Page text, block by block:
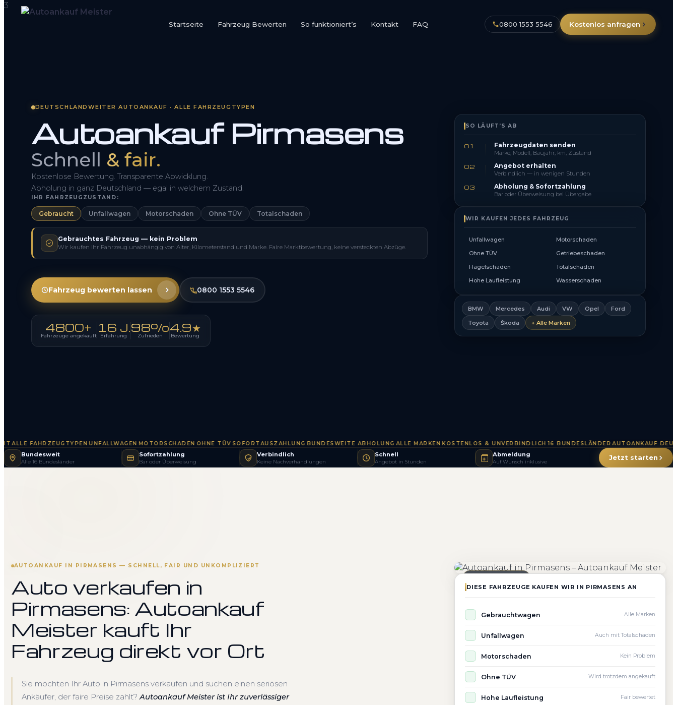
Startseite Fahrzeug Bewerten So funktioniert’s Kontakt FAQ 0800 1553 5546 Kostenlos anfragen
So funktioniert’s
Kostenlos anfragen
DEUTSCHLANDWEITER AUTOANKAUF · ALLE FAHRZEUGTYPEN
Autoankauf Pirmasens
Schnell & fair.
Kostenlose Bewertung. Transparente Abwicklung.
Abholung in ganz Deutschland — egal in welchem Zustand.
IHR FAHRZEUGZUSTAND:
Gebraucht Unfallwagen Motorschaden Ohne TÜV Totalschaden
Gebrauchtes Fahrzeug — kein Problem
Wir kaufen Ihr Fahrzeug unabhängig von Alter, Kilometerstand und Marke. Faire Marktbewertung, keine versteckten Abzüge.
Fahrzeug bewerten lassen 0800 1553 5546
4800+
Fahrzeuge angekauft
16 J.
Erfahrung
98%
Zufrieden
4.9★
Bewertung
SO LÄUFT’S AB
01 Fahrzeugdaten senden
Marke, Modell, Baujahr, km, Zustand
02 Angebot erhalten
Verbindlich — in wenigen Stunden
03 Abholung & Sofortzahlung
Bar oder Überweisung bei Übergabe
WIR KAUFEN JEDES FAHRZEUG
Unfallwagen
Motorschaden
Ohne TÜV
Getriebeschaden
Hagelschaden
Totalschaden
Hohe Laufleistung
Wasserschaden
BMW Mercedes Audi VW Opel
Ford
Toyota
Škoda + Alle Marken
FAHRZEUGTYPEN·UNFALLWAGEN·MOTORSCHADEN OHNE TÜV·SOFORTAUSZAHLUNG BUNDESWEITE ABHOLUNG· ALLE MARKEN·KOSTENLOS & UNVERBINDLICH·16 BUNDESLÄNDER·AUTOANKAUF
Bundesweit
Alle 16 Bundesländer
Sofortzahlung
Bar oder Überweisung
Verbindlich
Keine Nachverhandlungen
Schnell
Angebot in Stunden
Abmeldung
Auf Wunsch inklusive Jetzt starten
AUTOANKAUF IN PIRMASENS — SCHNELL, FAIR UND UNKOMPLIZIERT
Auto verkaufen in
Pirmasens: Autoankauf
Meister kauft Ihr
Fahrzeug direkt vor Ort
Sie möchten Ihr Auto in Pirmasens verkaufen und suchen einen seriösen
Ankäufer, der faire Preise zahlt?Autoankauf Meister ist Ihr zuverlässiger
DIESE FAHRZEUGE KAUFEN WIR IN PIRMASENS AN
Gebrauchtwagen Alle Marken
Unfallwagen Auch mit Totalschaden
Motorschaden Kein Problem
Ohne TÜV Wird trotzdem angekauft
Hohe Laufleistung Fair bewertet